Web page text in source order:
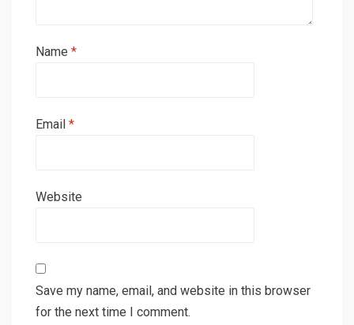
Name *
Email *
Website
Save my name, email, and website in this browser
for the next time I comment.